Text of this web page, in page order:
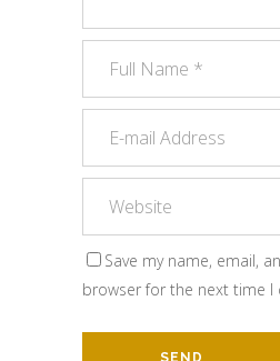
Save my name, email,
browser for the next time I